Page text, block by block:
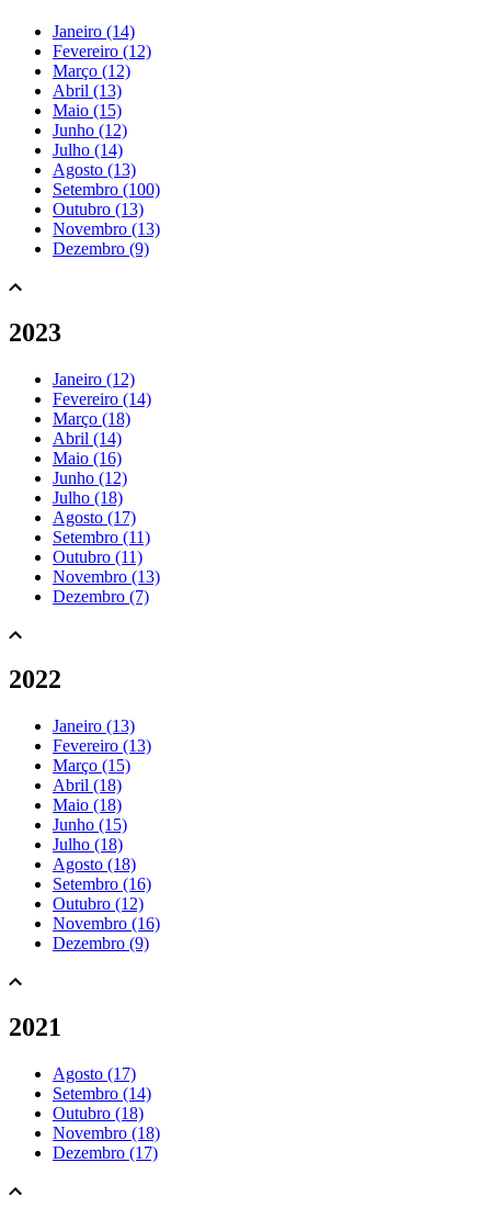
Janeiro (14)
Fevereiro (12)
Março (12)
Abril (13)
Maio (15)
Junho (12)
Julho (14)
Agosto (13)
Setembro (100)
Outubro (13)
Novembro (13)
Dezembro (9)
2023
Janeiro (12)
Fevereiro (14)
Março (18)
Abril (14)
Maio (16)
Junho (12)
Julho (18)
Agosto (17)
Setembro (11)
Outubro (11)
Novembro (13)
Dezembro (7)
2022
Janeiro (13)
Fevereiro (13)
Março (15)
Abril (18)
Maio (18)
Junho (15)
Julho (18)
Agosto (18)
Setembro (16)
Outubro (12)
Novembro (16)
Dezembro (9)
2021
Agosto (17)
Setembro (14)
Outubro (18)
Novembro (18)
Dezembro (17)